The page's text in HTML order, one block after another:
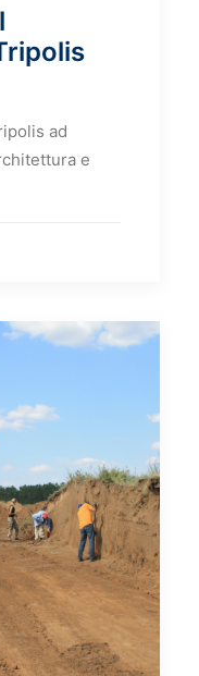
ad
e